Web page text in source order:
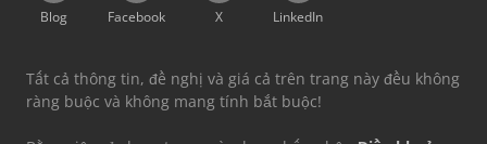
Blog Facebook X LinkedIn
Tất cả thông tin, đề nghị và giá cả trên trang này đều không
ràng buộc và không mang tính bắt buộc!